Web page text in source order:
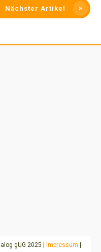
Nächster Artikel
gUG 2025 | Impressum